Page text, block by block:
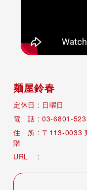
麺屋鈴春
日曜日
03-6801-
113-0033
階